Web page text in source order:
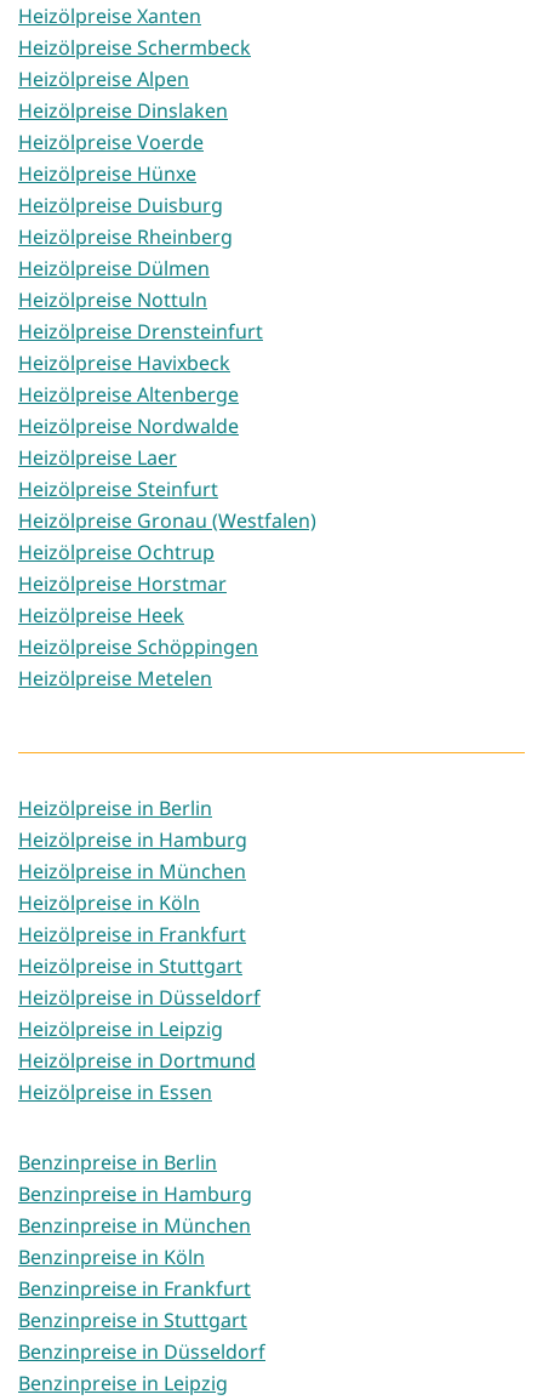
Heizölpreise Xanten
Heizölpreise Schermbeck
Heizölpreise Alpen
Heizölpreise Dinslaken
Heizölpreise Voerde
Heizölpreise Hünxe
Heizölpreise Duisburg
Heizölpreise Rheinberg
Heizölpreise Dülmen
Heizölpreise Nottuln
Heizölpreise Drensteinfurt
Heizölpreise Havixbeck
Heizölpreise Altenberge
Heizölpreise Nordwalde
Heizölpreise Laer
Heizölpreise Steinfurt
Heizölpreise Gronau (Westfalen)
Heizölpreise Ochtrup
Heizölpreise Horstmar
Heizölpreise Heek
Heizölpreise Schöppingen
Heizölpreise Metelen
Heizölpreise in Berlin
Heizölpreise in Hamburg
Heizölpreise in München
Heizölpreise in Köln
Heizölpreise in Frankfurt
Heizölpreise in Stuttgart
Heizölpreise in Düsseldorf
Heizölpreise in Leipzig
Heizölpreise in Dortmund
Heizölpreise in Essen
Benzinpreise in Berlin
Benzinpreise in Hamburg
Benzinpreise in München
Benzinpreise in Köln
Benzinpreise in Frankfurt
Benzinpreise in Stuttgart
Benzinpreise in Düsseldorf
Benzinpreise in Leipzig